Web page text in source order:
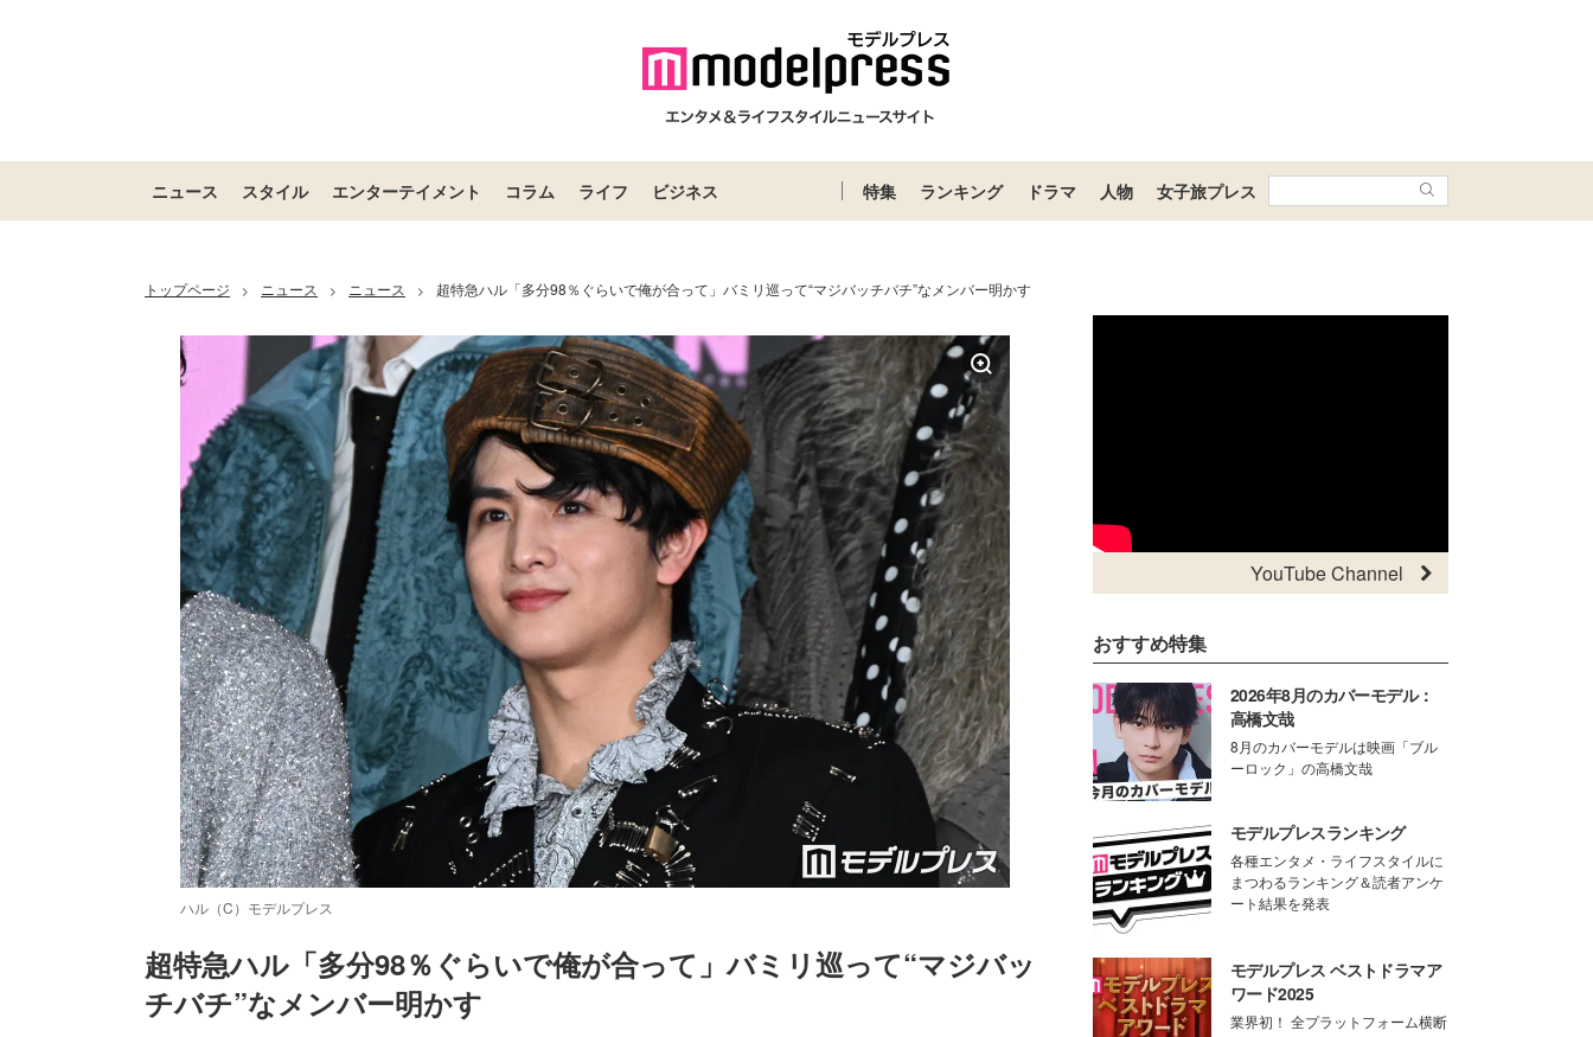
ニュース スタイル エンターテイメント コラム ライフ ビジネス 特集 ランキング ドラマ 人物 女子旅プレス
トップページ > ニュース > ニュース > 超特急ハル「多分98％ぐらいで俺が合って」バミリ巡って“マジバッチバチ”なメンバー明かす
ハル（C）モデルプレス
Unmute
超特急ハル「多分98％ぐらいで俺が合って」バミリ巡って“マジバッ
チバチ”なメンバー明かす
YouTube Channel
おすすめ特集
2026年8月のカバーモデル：
高橋文哉
8月のカバーモデルは映画「ブル
ーロック」の高橋文哉
モデルプレスランキング
各種エンタメ・ライフスタイルに
まつわるランキング＆読者アンケ
ート結果を発表
モデルプレス ベストドラマア
ワード2025
業界初！ 全プラットフォーム横断